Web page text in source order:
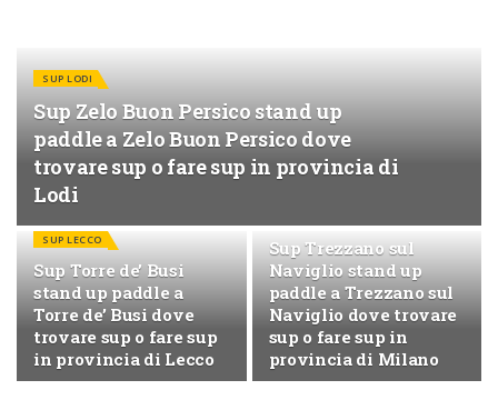
SUP LODI
Sup Zelo Buon Persico stand up
paddle a Zelo Buon Persico dove
trovare sup o fare sup in provincia di
Lodi
SUP LECCO
Sup Torre de’ Busi
stand up paddle a
Torre de’ Busi dove
trovare sup o fare sup
in provincia di Lecco
Sup Trezzano sul
Naviglio stand up
paddle a Trezzano sul
Naviglio dove trovare
sup o fare sup in
provincia di Milano